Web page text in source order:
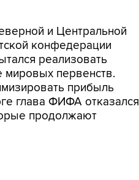
и Центральной
конфедерации
реализовать
мировых первенств.
прибыль
глава ФИФА отказался
продолжают